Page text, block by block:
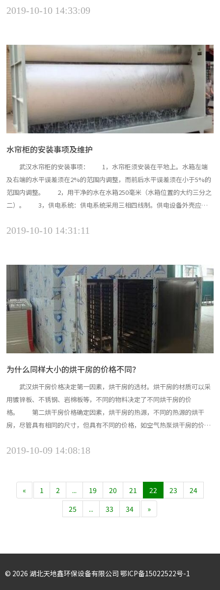
产生负压局部有死角。当喷漆操作时反弹漆雾对板件有二次污染现象，对
2019-10-10 14:33:09
水帘柜的安装事项及维护
武汉水帘柜的安装事项： 1，水帘柜须安装在平地上。水箱左端
及右端的水平误差须在2%的范围内调整，而前后水平误差须在小于5%的
范围内调整。 2，用干净的水在水箱250毫米（水箱位置的大约三分之
二）。 3，供电系统：供电系统采用三相四线制。供电设备外壳应与
转动方向）调节流量，微调水帘板，形成均匀的水帘。如果水帘不形成均
2019-10-10 14:31:11
为什么同样大小的烘干房的价格不同？
武汉烘干房价格决定第一因素，烘干房的选材。烘干房的材质可以采
用镀锌板、不锈钢、岩棉板等，不同的物料决定了不同烘干房的价
格。 第二烘干房价格确定因素，烘干房的热源，不同的热源的烘干
房，尽管具有相同的尺寸，但具有不同的价格，如空气热泵烘干房的价格
房配套设备，如电热烘房，可配手动电子控制箱和电脑版电子控制箱。这
2019-10-09 14:08:18
« 1 2 ... 19 20 21 22 23
24
25
... 33 34 »
©️ 2026 湖北天地鑫环保设备有限公司 鄂ICP备15022522号-1